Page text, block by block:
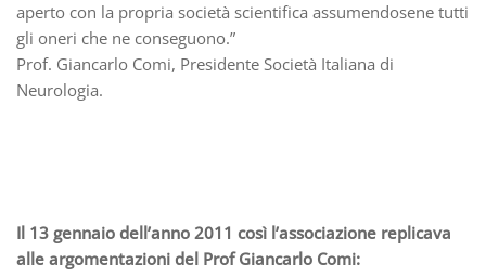
aperto con la propria società scientifica assumendosene tutti
gli oneri che ne conseguono.”
Prof. Giancarlo Comi, Presidente Società Italiana di
Neurologia.
Il 13 gennaio dell’anno 2011 così l’associazione replicava
alle argomentazioni del Prof Giancarlo Comi: